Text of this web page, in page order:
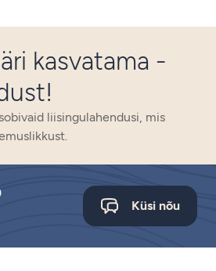
kasvatama -
liisingulahendusi, mis
Küsi nõu